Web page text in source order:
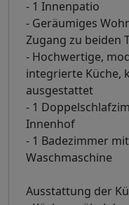
- 1 Innenpatio
- Geräumiges
Zugang zu beiden
- Hochwertige,
integrierte Küche,
ausgestattet
- 1
Innenhof
- 1 Badezimmer
Waschmaschine
Ausstattung der